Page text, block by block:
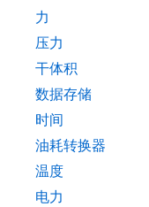
力
压力
干体积
数据存储
时间
油耗转换器
温度
电力